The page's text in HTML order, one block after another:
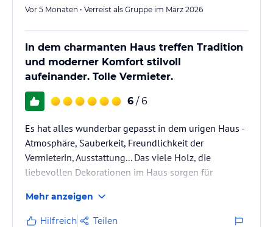
Vor 5 Monaten • Verreist als Gruppe im März 2026
In dem charmanten Haus treffen Tradition
und moderner Komfort stilvoll
aufeinander. Tolle Vermieter.
6 / 6
Es hat alles wunderbar gepasst in dem urigen Haus -
Atmosphäre, Sauberkeit, Freundlichkeit der
Vermieterin, Ausstattung... Das viele Holz, die
liebevollen Dekorationen im Haus sorgen für
Heizung, Elektrizität sind neu und modern und alles
funktioniert prima, Betten sind gut.
Mehr anzeigen
Hilfreich Teilen